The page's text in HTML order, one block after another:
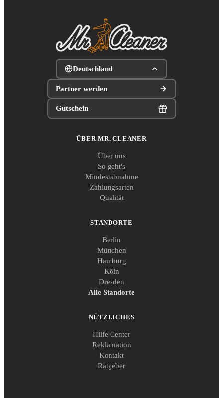
Deutschland
Partner werden
Gutschein
ÜBER MR. CLEANER
Über uns
So geht's
Mindestabnahme
Zahlungsarten
Qualität
STANDORTE
Berlin
München
Hamburg
Köln
Dresden
Alle Standorte
NÜTZLICHES
Hilfe Center
Reklamation
Kontakt
Ratgeber